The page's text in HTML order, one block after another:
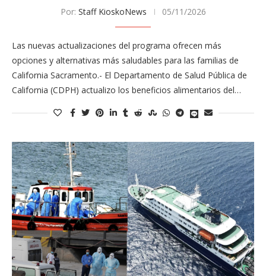
Por: Staff KioskoNews 05/11/2026
Las nuevas actualizaciones del programa ofrecen más
opciones y alternativas más saludables para las familias de
California Sacramento.- El Departamento de Salud Pública de
California (CDPH) actualizo los beneficios alimentarios del…